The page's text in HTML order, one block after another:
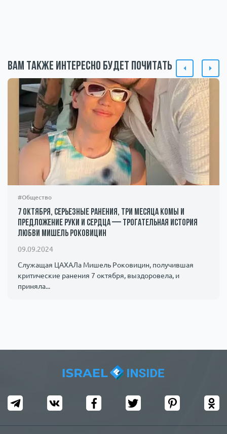
Вам также интересно будет почитать
#Общество
7 октября, серьезные ранения, три месяца комы и
предложение руки и сердца — трогательная история
любви Мишель Роковицин
09.09.2024
Служащая ЦАХАЛа Мишель Роковицин, получившая
критические ранения 7 октября, выздоровела, и
приняла...